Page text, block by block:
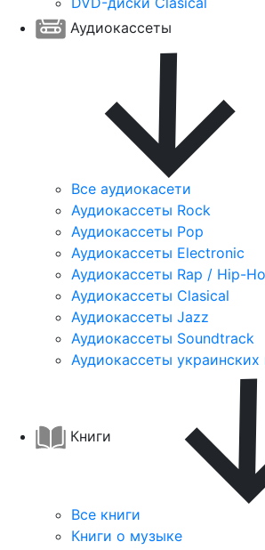
Аудиокассеты
Все аудиокасети
Аудиокассеты Rock
Аудиокассеты Pop
Аудиокассеты Electronic
Аудиокассеты Rap / Hip-
Аудиокассеты Clasical
Аудиокассеты Jazz
Аудиокассеты Soundtrack
Аудиокассеты украинских
Книги
Все книги
Книги о музыке